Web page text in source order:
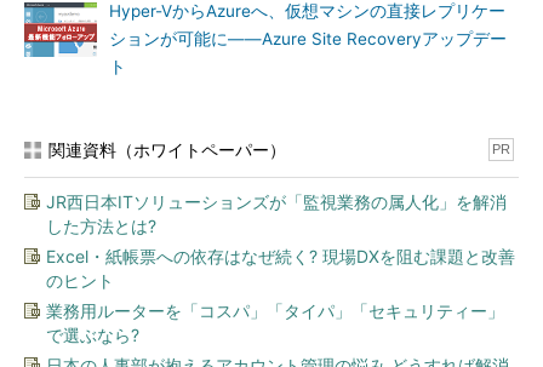
「.NET 2015は、Common（共通基盤）の上でASP.NETと.NET
Coreをサイドバイサイド（並立）で動作させる構造になりま
図1ASP .NETと.NET Core（Linux／Mac OS Xにも対応）
がサイドバイサイドで動作。共通基盤のRyuJIT、.NET Com
Hyper-VからAzureへ、仮想マシンの直接レプリケー
ションが可能に――Azure Site Recoveryアップデー
ト
関連資料（ホワイトペーパー） PR
JR西日本ITソリューションズが「監視業務の属人化」を解消
した方法とは?
Excel・紙帳票への依存はなぜ続く? 現場DXを阻む課題と改善
のヒント
業務用ルーターを「コスパ」「タイパ」「セキュリティー」
で選ぶなら?